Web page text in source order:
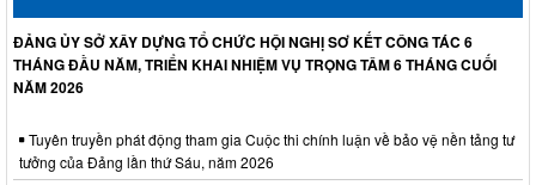
ĐẢNG ỦY SỞ XÂY DỰNG TỔ CHỨC HỘI NGHỊ SƠ KẾT CÔNG TÁC 6
THÁNG ĐẦU NĂM, TRIỂN KHAI NHIỆM VỤ TRỌNG TÂM 6 THÁNG CUỐI
NĂM 2026
Tuyên truyền phát động tham gia Cuộc thi chính luận về bảo vệ nền tảng tư
tưởng của Đảng lần thứ Sáu, năm 2026